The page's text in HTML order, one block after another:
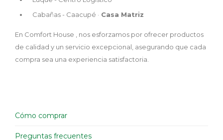
Cabañas - Caacupé · Casa Matriz
En Comfort House , nos esforzamos por ofrecer productos
de calidad y un servicio excepcional, asegurando que cada
compra sea una experiencia satisfactoria.
Cómo comprar
Preguntas frecuentes